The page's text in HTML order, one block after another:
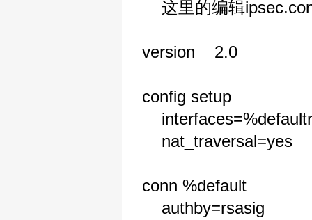
这里的编辑
version 2.0
config setup
nat_traversal=yes
conn %default
authby=rsasig